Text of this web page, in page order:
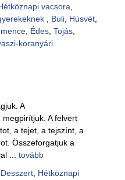
vacsora
Buli, Húsvét,
, Édes, Tojás,
koranyári
A
A felvert
a tejet, a tejszínt, a
Összeforgatjuk a
... tovább
Desszert, Hétköznapi